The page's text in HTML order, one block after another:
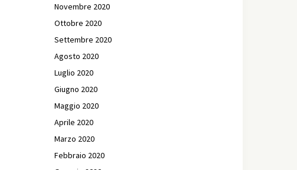
Novembre 2020
Ottobre 2020
Settembre 2020
Agosto 2020
Luglio 2020
Giugno 2020
Maggio 2020
Aprile 2020
Marzo 2020
Febbraio 2020